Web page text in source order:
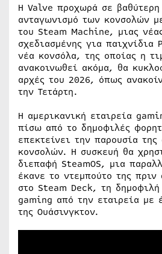
Η Valve προχωρά σε βαθύτερη
ανταγωνισμό των κονσολών
του Steam Machine, μιας
σχεδιασμένης για παιχνίδια
νέα κονσόλα, της οποίας η
ανακοινωθεί ακόμα, θα
αρχές του 2026, όπως
την Τετάρτη.
Η αμερικανική εταιρεία
πίσω από το δημοφιλές
επεκτείνει την παρουσία
κονσολών. Η συσκευή θα
διεπαφή SteamOS, μια
έκανε το ντεμπούτο της πριν
στο Steam Deck, τη
gaming από την εταιρεία με
της Ουάσινγκτον.